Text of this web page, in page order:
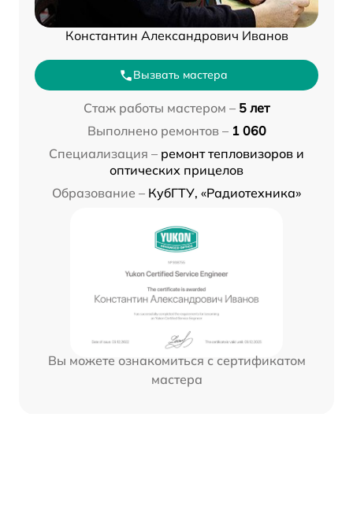
Константин Александрович Иванов
Вызвать мастера
Стаж работы мастером – 5 лет
Выполнено ремонтов – 1 060
Специализация – ремонт тепловизоров и
оптических прицелов
Образование – КубГТУ, «Радиотехника»
Вы можете ознакомиться с сертификатом
мастера